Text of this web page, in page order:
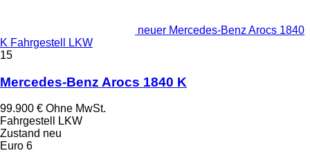
neuer Mercedes-Benz Arocs 1840
K Fahrgestell LKW
15
Mercedes-Benz Arocs 1840 K
99.900 € Ohne MwSt.
Fahrgestell LKW
Zustand neu
Euro 6